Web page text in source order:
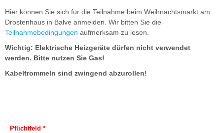
Hier können Sie sich für die Teilnahme beim Weihnachtsmarkt am
Drostenhaus in Balve anmelden. Wir bitten Sie die
Teilnahmebedingungen aufmerksam zu lesen.
Wichtig: Elektrische Heizgeräte dürfen nicht verwendet
werden. Bitte nutzen Sie Gas!
Kabeltrommeln sind zwingend abzurollen!
Pflichtfeld *